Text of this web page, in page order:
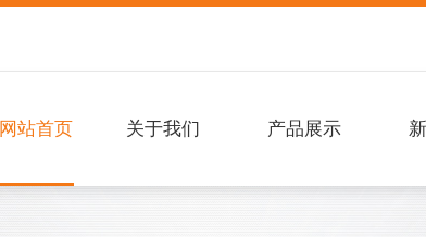
网站首页 关于我们 产品展示